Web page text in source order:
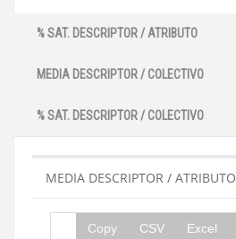
% SAT. DESCRIPTOR / ATRIBUTO
MEDIA DESCRIPTOR / COLECTIVO
% SAT. DESCRIPTOR / COLECTIVO
MEDIA DESCRIPTOR / ATRIBUTO
Copy CSV Excel